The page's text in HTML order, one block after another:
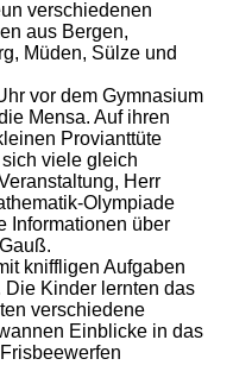
verschiedenen
aus Bergen,
Müden, Sülze und
vor dem Gymnasium
Mensa. Auf ihren
Provianttüte
viele gleich
Herr
Olympiade
Informationen über
kniffligen Aufgaben
Die Kinder lernten das
verschiedene
Einblicke in das